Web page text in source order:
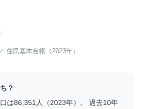
住民基本台帳（2023年）
？
は86,351 人（2023年）。 過去10年